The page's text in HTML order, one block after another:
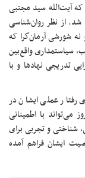
آیت‌الله سید مجتبی
از نظر روان‌شناسی
آرمان‌گرا که
واقع‌بین
تدریجی نهادها و با
عملی ایشان در
با اطمینانی
و تجربی برای
ایشان فراهم آمده